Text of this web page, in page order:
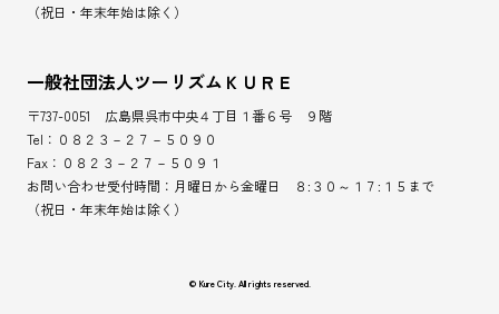
（祝日・年末年始は除く）
一般社団法人ツーリズムＫＵＲＥ
〒737-0051 広島県呉市中央４丁目１番６号 ９階
Tel：０８２３－２７－５０９０
Fax：０８２３－２７－５０９１
お問い合わせ受付時間：月曜日から金曜日 ８:３０～１７:１５まで
（祝日・年末年始は除く）
© Kure City. All rights reserved.